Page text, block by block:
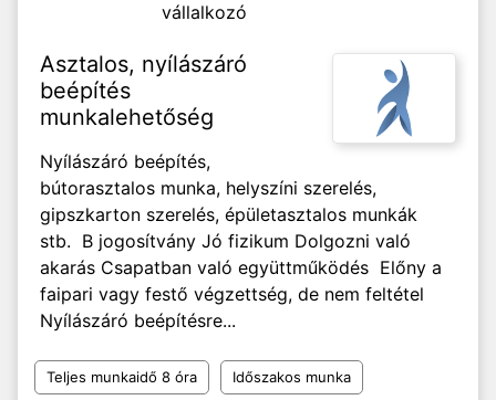
vállalkozó
Asztalos, nyílászáró
beépítés
munkalehetőség
Nyílászáró beépítés,
bútorasztalos munka, helyszíni szerelés,
gipszkarton szerelés, épületasztalos munkák
stb. B jogosítvány Jó fizikum Dolgozni való
akarás Csapatban való együttműködés Előny a
faipari vagy festő végzettség, de nem feltétel
Nyílászáró beépítésre...
Teljes munkaidő 8 óra Időszakos munka